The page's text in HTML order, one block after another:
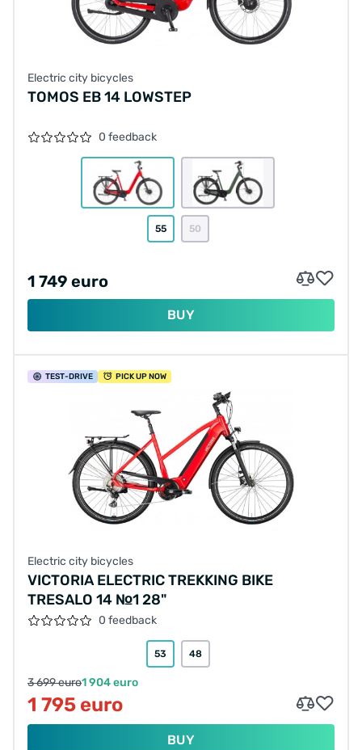
Electric city bicycles
TOMOS EB 14 LOWSTEP
0 feedback
55 50
1 749 euro
BUY
TEST-DRIVE PICK UP NOW
Electric city bicycles
VICTORIA ELECTRIC TREKKING BIKE
TRESALO 14 №1 28"
0 feedback
53 48
3 699 euro1 904 euro
1 795 euro
BUY